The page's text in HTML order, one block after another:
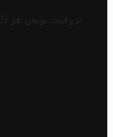
تروفيت تونس هو